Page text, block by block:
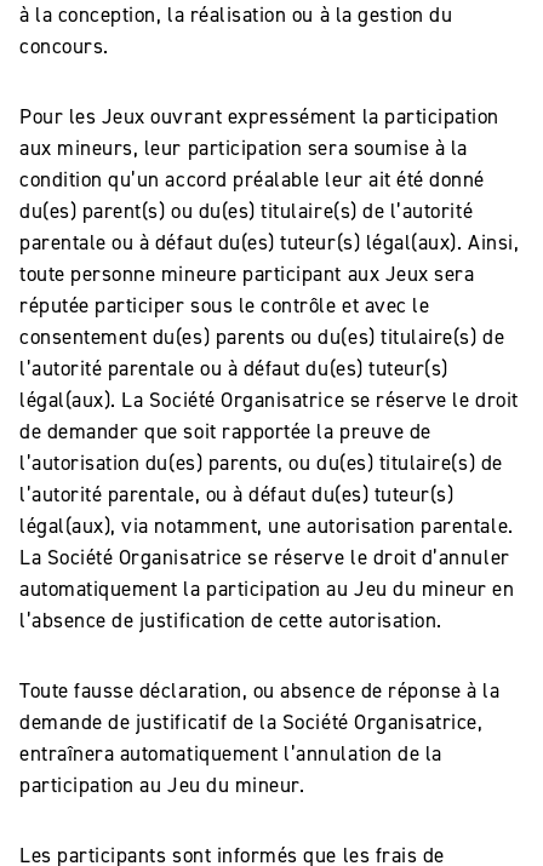
à la conception, la réalisation ou à la gestion du
concours.
Pour les Jeux ouvrant expressément la participation
aux mineurs, leur participation sera soumise à la
condition qu’un accord préalable leur ait été donné
du(es) parent(s) ou du(es) titulaire(s) de l’autorité
parentale ou à défaut du(es) tuteur(s) légal(aux). Ainsi,
toute personne mineure participant aux Jeux sera
réputée participer sous le contrôle et avec le
consentement du(es) parents ou du(es) titulaire(s) de
l’autorité parentale ou à défaut du(es) tuteur(s)
légal(aux). La Société Organisatrice se réserve le droit
de demander que soit rapportée la preuve de
l’autorisation du(es) parents, ou du(es) titulaire(s) de
l’autorité parentale, ou à défaut du(es) tuteur(s)
légal(aux), via notamment, une autorisation parentale.
La Société Organisatrice se réserve le droit d’annuler
automatiquement la participation au Jeu du mineur en
l’absence de justification de cette autorisation.
Toute fausse déclaration, ou absence de réponse à la
demande de justificatif de la Société Organisatrice,
entraînera automatiquement l’annulation de la
participation au Jeu du mineur.
Les participants sont informés que les frais de